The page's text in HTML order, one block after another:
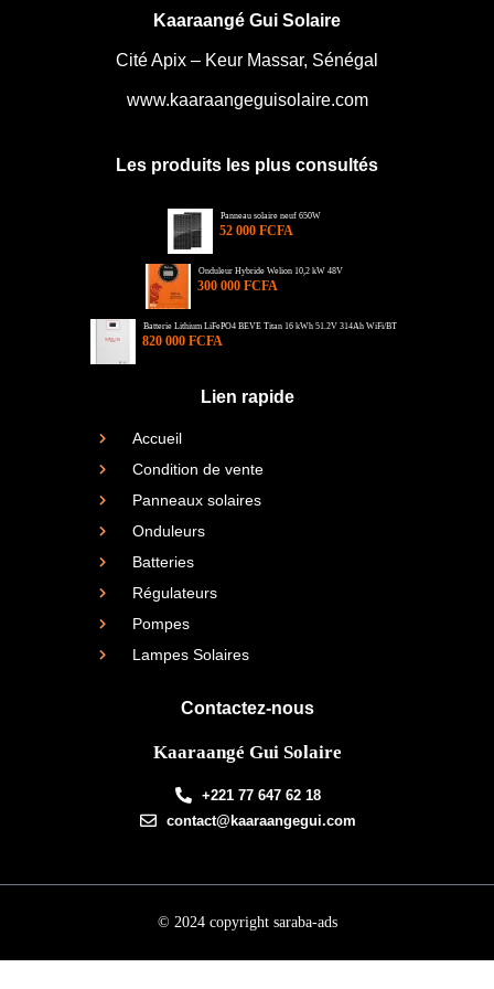
Kaaraangé Gui Solaire
Cité Apix – Keur Massar, Sénégal
www.kaaraangeguisolaire.com
Les produits les plus consultés
Panneau solaire neuf 650W
52 000 FCFA
Onduleur Hybride Welion 10,2 kW 48V
300 000 FCFA
Batterie Lithium LiFePO4 BEVE Titan 16 kWh 51.2V 314Ah WiFi/BT
820 000 FCFA
Lien rapide
Accueil
Condition de vente
Panneaux solaires
Onduleurs
Batteries
Régulateurs
Pompes
Lampes Solaires
Contactez-nous
Kaaraangé Gui Solaire
+221 77 647 62 18
contact@kaaraangegui.com
© 2024 copyright saraba-ads